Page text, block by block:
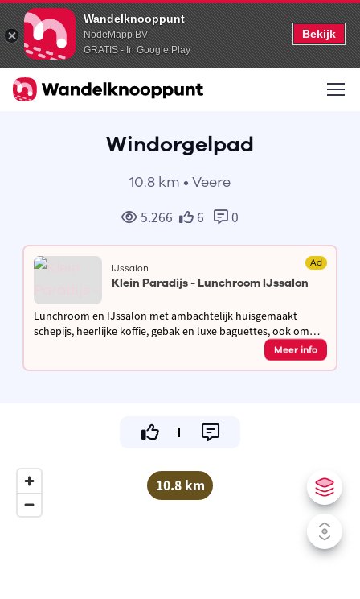
Wandelknooppunt
NodeMapp BV
GRATIS - In Google Play
Bekijk
Windorgelpad
10.8 km • Veere
5.266 6 0
IJssalon Ad
Klein Paradijs - Lunchroom IJssalon
Lunchroom en IJssalon met ambachtelijk huisgemaakt
schepijs, heerlijke koffie, gebak en luxe baguettes, ook om
mee te nemen. Zonnig terras onderaan de duinen opMeer info
10.8 km